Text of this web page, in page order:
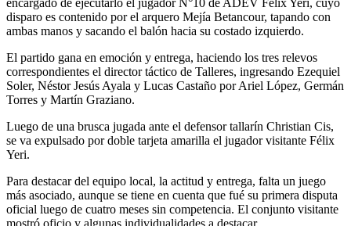
disparo es contenido por el arquero Mejía Betancour, tapando con
ambas manos y sacando el balón hacia su costado izquierdo.
El partido gana en emoción y entrega, haciendo los tres relevos
correspondientes el director táctico de Talleres, ingresando Ezequiel
Soler, Néstor Jesús Ayala y Lucas Castaño por Ariel López, Germán
Torres y Martín Graziano.
Luego de una brusca jugada ante el defensor tallarín Christian Cis,
se va expulsado por doble tarjeta amarilla el jugador visitante Félix
Yeri.
Para destacar del equipo local, la actitud y entrega, falta un juego
más asociado, aunque se tiene en cuenta que fué su primera disputa
oficial luego de cuatro meses sin competencia. El conjunto visitante
mostró oficio y algunas individualidades a destacar.